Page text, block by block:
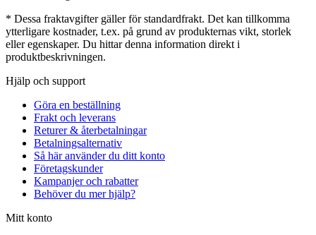
* Dessa fraktavgifter gäller för standardfrakt. Det kan tillkomma
ytterligare kostnader, t.ex. på grund av produkternas vikt, storlek
eller egenskaper. Du hittar denna information direkt i
produktbeskrivningen.
Hjälp och support
Göra en beställning
Frakt och leverans
Returer & återbetalningar
Betalningsalternativ
Så här använder du ditt konto
Företagskunder
Kampanjer och rabatter
Behöver du mer hjälp?
Mitt konto